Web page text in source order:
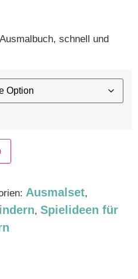
schnell und
Ausmalset,
, Spielideen für